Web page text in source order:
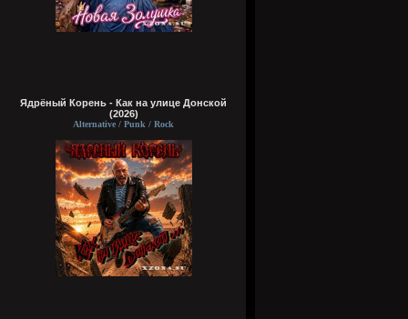
Ядрёный Корень - Как на улице Донской
(2026)
Alternative / Punk / Rock